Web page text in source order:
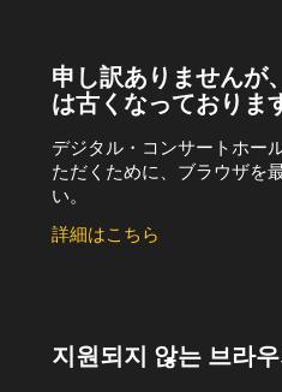
申し訳ありませんが
は古くなっておりま
デジタル・コンサートホー
ただくために、ブラウザを
い。
詳細はこちら
지원되지 않는 브라